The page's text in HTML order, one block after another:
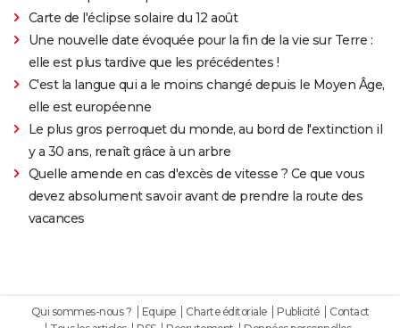
Carte de l'éclipse solaire du 12 août
Une nouvelle date évoquée pour la fin de la vie sur Terre :
elle est plus tardive que les précédentes !
C'est la langue qui a le moins changé depuis le Moyen Âge,
elle est européenne
Le plus gros perroquet du monde, au bord de l'extinction il
y a 30 ans, renaît grâce à un arbre
Quelle amende en cas d'excès de vitesse ? Ce que vous
devez absolument savoir avant de prendre la route des
vacances
Qui sommes-nous ? Equipe Charte éditoriale Publicité
Contact